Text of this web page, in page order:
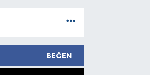
BEĞEN